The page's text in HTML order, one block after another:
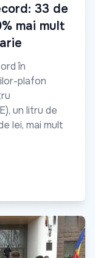
33 de
mai mult
în
plafon
un litru de
lei, mai mult